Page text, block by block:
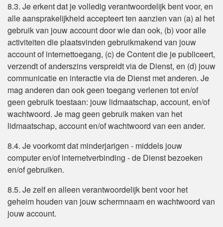
8.3. Je erkent dat je volledig verantwoordelijk bent voor, en
alle aansprakelijkheid accepteert ten aanzien van (a) al het
gebruik van jouw account door wie dan ook, (b) voor alle
activiteiten die plaatsvinden gebruikmakend van jouw
account of internettoegang, (c) de Content die je publiceert,
verzendt of anderszins verspreidt via de Dienst, en (d) jouw
communicatie en interactie via de Dienst met anderen. Je
mag anderen dan ook geen toegang verlenen tot en/of
geen gebruik toestaan: jouw lidmaatschap, account, en/of
wachtwoord. Je mag geen gebruik maken van het
lidmaatschap, account en/of wachtwoord van een ander.
8.4. Je voorkomt dat minderjarigen - middels jouw
computer en/of internetverbinding - de Dienst bezoeken
en/of gebruiken.
8.5. Je zelf en alleen verantwoordelijk bent voor het
geheim houden van jouw schermnaam en wachtwoord van
jouw account.